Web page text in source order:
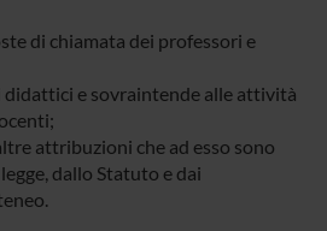
di chiamata dei professori e
didattici e sovraintende alle attività
attribuzioni che ad esso sono
dallo Statuto e dai